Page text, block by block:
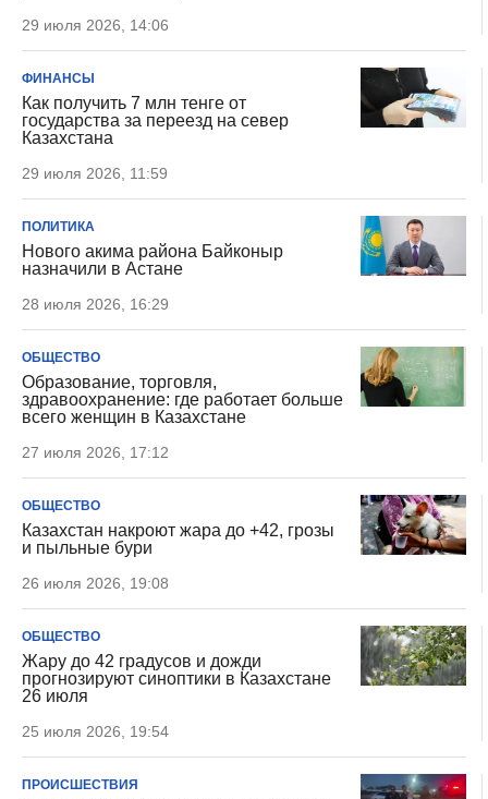
29 июля 2026, 14:06
ФИНАНСЫ
Как получить 7 млн тенге от
государства за переезд на север
Казахстана
29 июля 2026, 11:59
ПОЛИТИКА
Нового акима района Байконыр
назначили в Астане
28 июля 2026, 16:29
ОБЩЕСТВО
Образование, торговля,
здравоохранение: где работает больше
всего женщин в Казахстане
27 июля 2026, 17:12
ОБЩЕСТВО
Казахстан накроют жара до +42, грозы
и пыльные бури
26 июля 2026, 19:08
ОБЩЕСТВО
Жару до 42 градусов и дожди
прогнозируют синоптики в Казахстане
26 июля
25 июля 2026, 19:54
ПРОИСШЕСТВИЯ